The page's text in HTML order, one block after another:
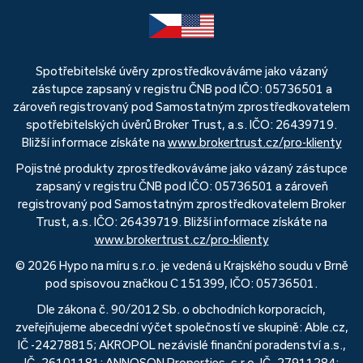
Spotřebitelské úvěry zprostředkováváme jako vázaný
zástupce zapsaný v registru ČNB pod IČO: 05736501 a
zároveň registrovaný pod Samostatným zprostředkovatelem
spotřebitelských úvěrů Broker Trust, a.s. IČO: 26439719.
Bližší informace získáte na www.brokertrust.cz/pro-klienty
Pojistné produkty zprostředkováváme jako vázaný zástupce
zapsaný v registru ČNB pod IČO: 05736501 a zároveň
registrovaný pod Samostatným zprostředkovatelem Broker
Trust, a.s. IČO: 26439719. Bližší informace získáte na
www.brokertrust.cz/pro-klienty
© 2026 Hypo na míru s.r.o. je vedená u Krajského soudu v Brně
pod spisovou značkou C 151399, IČO: 05736501.
Dle zákona č. 90/2012 Sb. o obchodních korporacích,
zveřejňujeme abecední výčet společností ve skupině: Able.cz,
IČ -24278815; AKROPOL nezávislé finanční poradenství a.s.,